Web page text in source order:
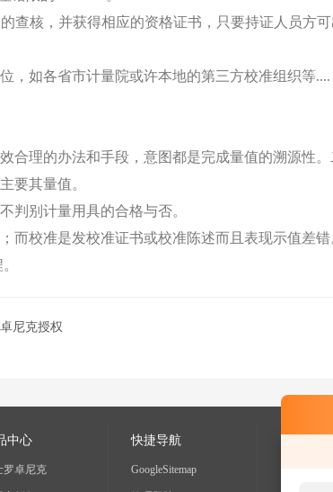
查核，并获得相应的资格证书，只要持证人员方
，如各省市计量院或许本地的第三方校准组织等
合理的办法和手段，意图都是完成量值的溯源性。
要其量值。
判别计量用具的合格与否。
而校准是发校准证书或校准陈述而且表现示值差错
尼克授权
中心
罗卓尼克
快捷导航
GoogleSitemap